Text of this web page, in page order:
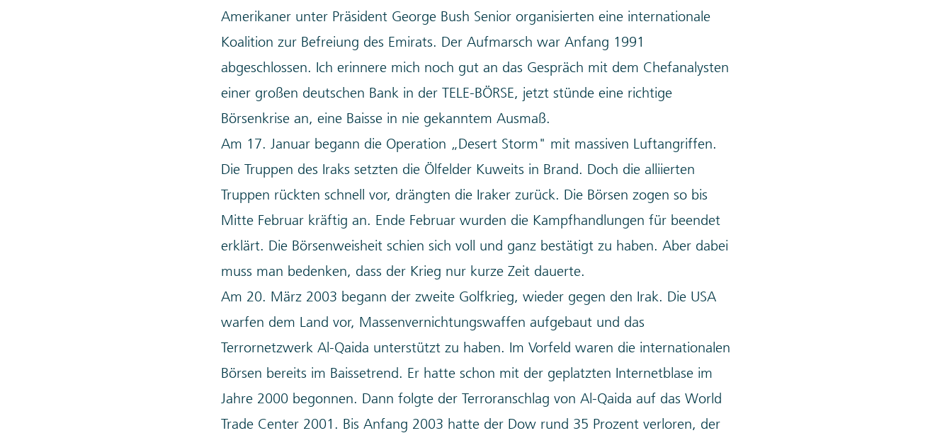
Amerikaner unter Präsident George Bush Senior organisierten eine internationale
Koalition zur Befreiung des Emirats. Der Aufmarsch war Anfang 1991
abgeschlossen. Ich erinnere mich noch gut an das Gespräch mit dem Chefanalysten
einer großen deutschen Bank in der TELE-BÖRSE, jetzt stünde eine richtige
Börsenkrise an, eine Baisse in nie gekanntem Ausmaß.
Am 17. Januar begann die Operation „Desert Storm" mit massiven Luftangriffen.
Die Truppen des Iraks setzten die Ölfelder Kuweits in Brand. Doch die alliierten
Truppen rückten schnell vor, drängten die Iraker zurück. Die Börsen zogen so bis
Mitte Februar kräftig an. Ende Februar wurden die Kampfhandlungen für beendet
erklärt. Die Börsenweisheit schien sich voll und ganz bestätigt zu haben. Aber dabei
muss man bedenken, dass der Krieg nur kurze Zeit dauerte.
Am 20. März 2003 begann der zweite Golfkrieg, wieder gegen den Irak. Die USA
warfen dem Land vor, Massenvernichtungswaffen aufgebaut und das
Terrornetzwerk Al-Qaida unterstützt zu haben. Im Vorfeld waren die internationalen
Börsen bereits im Baissetrend. Er hatte schon mit der geplatzten Internetblase im
Jahre 2000 begonnen. Dann folgte der Terroranschlag von Al-Qaida auf das World
Trade Center 2001. Bis Anfang 2003 hatte der Dow rund 35 Prozent verloren, der